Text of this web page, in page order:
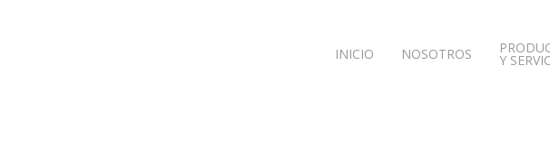
INICIO NOSOTROS Y